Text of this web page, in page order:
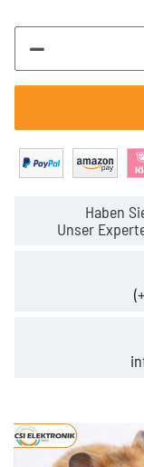
Haben
Unser